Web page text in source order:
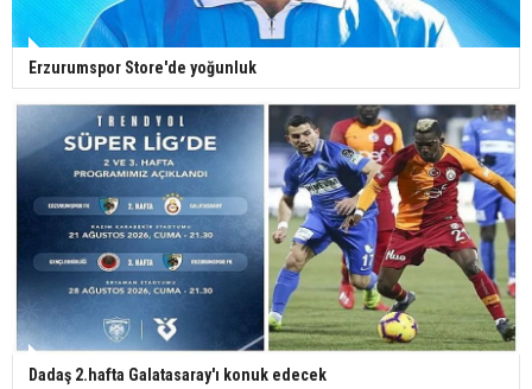
Erzurumspor Store'de yoğunluk
Dadaş 2.hafta Galatasaray'ı konuk edecek